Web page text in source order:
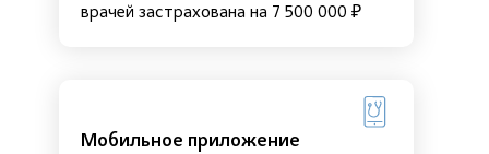
врачей застрахована на 7 500 000 ₽
Мобильное приложение